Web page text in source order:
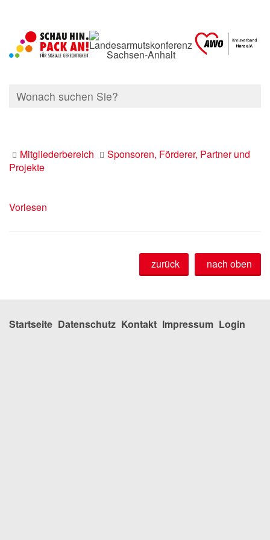
Mitgliederbereich
Sponsoren, Förderer, Partner und
Projekte
Vorlesen
nach oben
zurück
Startseite Datenschutz Kontakt Impressum Login